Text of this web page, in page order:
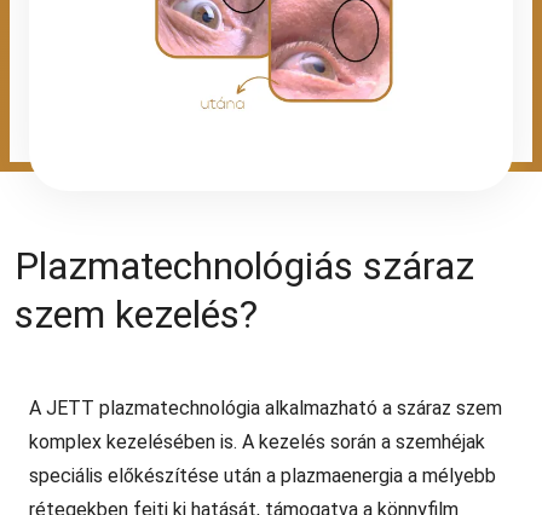
Plazmatechnológiás száraz
szem kezelés?
A JETT plazmatechnológia alkalmazható a száraz szem
komplex kezelésében is. A kezelés során a szemhéjak
speciális előkészítése után a plazmaenergia a mélyebb
rétegekben fejti ki hatását, támogatva a könnyfilm